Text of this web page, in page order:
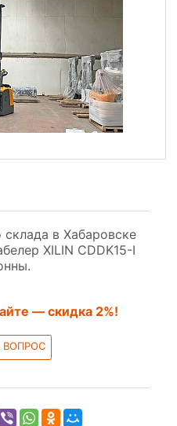
в Хабаровске
XILIN CDDK15-I
— скидка 2%!
ВОПРОС